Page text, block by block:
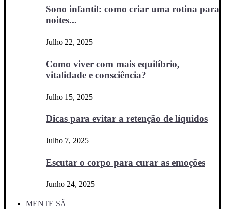
Sono infantil: como criar uma rotina para
noites...
Julho 22, 2025
Como viver com mais equilíbrio,
vitalidade e consciência?
Julho 15, 2025
Dicas para evitar a retenção de líquidos
Julho 7, 2025
Escutar o corpo para curar as emoções
Junho 24, 2025
MENTE SÃ